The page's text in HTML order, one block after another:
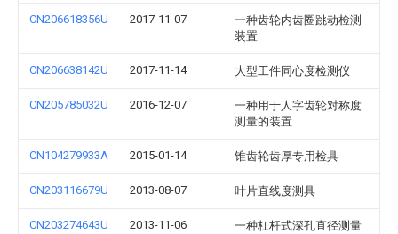
CN206618356U 2017-11-07
一种齿轮内齿圈跳动检测
装置
CN206638142U 2017-11-14 大型工件同心度检测仪
CN205785032U 2016-12-07
一种用于人字齿轮对称度
测量的装置
CN104279933A 2015-01-14 锥齿轮齿厚专用检具
CN203116679U 2013-08-07 叶片直线度测具
CN203274643U 2013-11-06
一种杠杆式深孔直径测量